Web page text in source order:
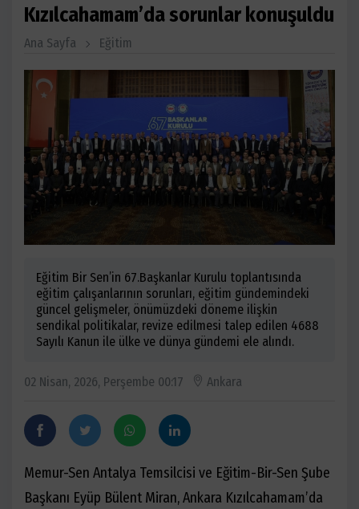
Kızılcahamam’da sorunlar konuşuldu
Ana Sayfa Eğitim
Eğitim Bir Sen’in 67.Başkanlar Kurulu toplantısında
eğitim çalışanlarının sorunları, eğitim gündemindeki
güncel gelişmeler, önümüzdeki döneme ilişkin
sendikal politikalar, revize edilmesi talep edilen 4688
Sayılı Kanun ile ülke ve dünya gündemi ele alındı.
02 Nisan, 2026, Perşembe 00:17 Ankara
Memur-Sen Antalya Temsilcisi ve Eğitim-Bir-Sen Şube
Başkanı Eyüp Bülent Miran, Ankara Kızılcahamam’da